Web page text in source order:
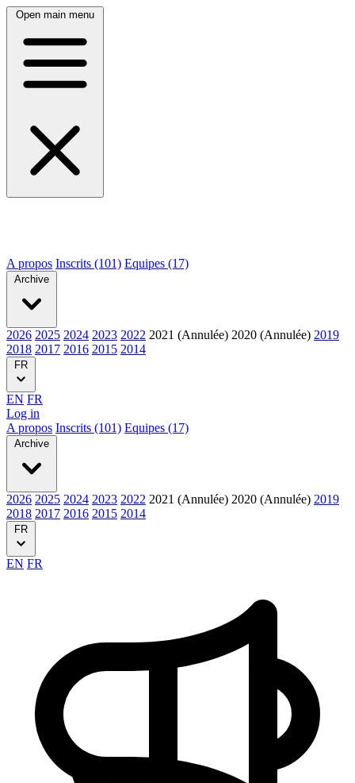
Open main menu
A propos Inscrits (101) Equipes (17)
Archive
2026 2025 2024 2023 2022 2021 (Annulée) 2020 (Annulée) 2019
2018 2017 2016 2015 2014
FR
EN FR
Log in
A propos Inscrits (101) Equipes (17)
Archive
2026 2025 2024 2023 2022 2021 (Annulée) 2020 (Annulée) 2019
2018 2017 2016 2015 2014
FR
EN FR